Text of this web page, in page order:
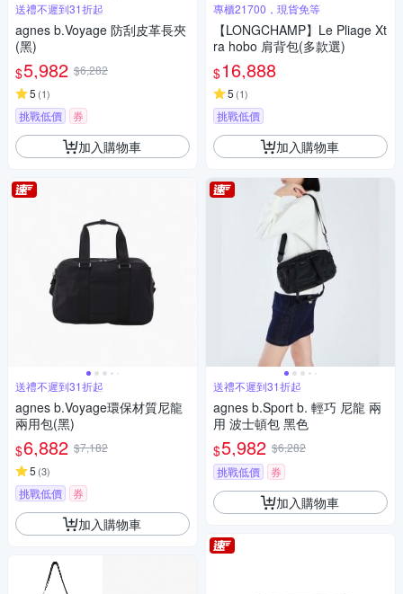
送禮不遲到31折起
agnes b.Voyage 防刮皮革長夾
(黑)
$5,982 $6,282
5 (1)
挑戰低價 券
加入購物車
送禮不遲到31折起
agnes b.Voyage環保材質尼龍
兩用包(黑)
$6,882 $7,182
5 (3)
挑戰低價 券
加入購物車
專櫃21700，現貨免等
【LONGCHAMP】Le Pliage Xt
ra hobo 肩背包(多款選)
$16,888
5 (1)
挑戰低價
加入購物車
送禮不遲到31折起
agnes b.Sport b. 輕巧 尼龍 兩
用 波士頓包 黑色
$5,982 $6,282
挑戰低價
券
加入購物車